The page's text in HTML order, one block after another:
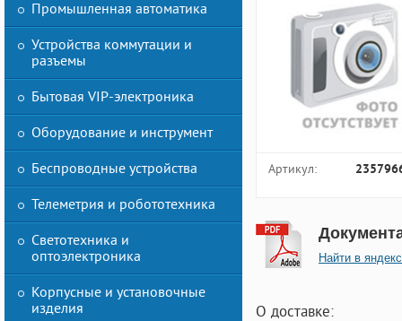
Промышленная автоматика
Устройства коммутации и
разъемы
Бытовая VIP-электроника
Оборудование и инструмент
Беспроводные устройства
Телеметрия и робототехника
Светотехника и
оптоэлектроника
Корпусные и установочные
изделия
Артикул:
Найти в яндекс
О доставке: